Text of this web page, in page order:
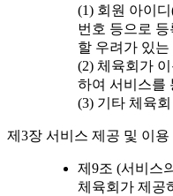
(1) 회원 아이
번호 등으로
할 우려가 있는
(2) 체육회가
하여 서비스를
(3) 기타 체육
제3장 서비스 제공 및 이용
제9조 (서비스
체육회가 제공